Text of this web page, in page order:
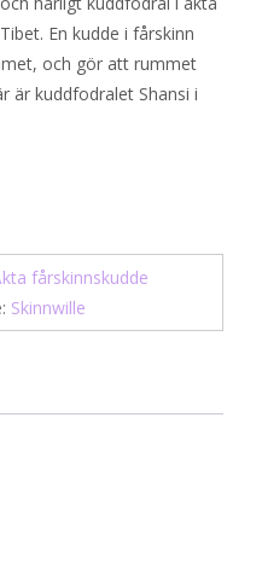
En kudde i fårskinn
och gör att rummet
är kuddfodralet Shansi i
fårskinnskudde
Skinnwille